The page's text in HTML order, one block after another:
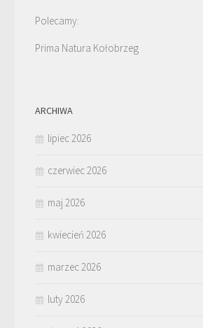
Polecamy:
Prima Natura Kołobrzeg
ARCHIWA
lipiec 2026
czerwiec 2026
maj 2026
kwiecień 2026
marzec 2026
luty 2026